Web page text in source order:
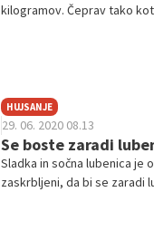
kilogramov. Čeprav tako
HUJSANJE
29. 06. 2020 08.13
Se boste zaradi
Sladka in sočna lubenica je
zaskrbljeni, da bi se zaradi